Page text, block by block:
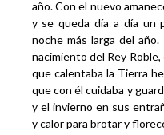
año. Con el nuevo
y se queda día a día un
noche más larga del
nacimiento del Rey
que calentaba la Tierra
que con él cuidaba y
y el invierno en sus
y calor para brotar y